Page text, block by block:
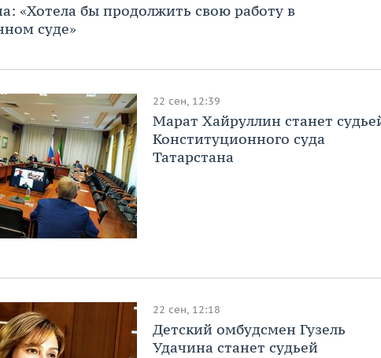
«Хотела бы продолжить свою работу в
суде»
22 сен, 12:39
Марат Хайруллин станет
Конституционного суда
Татарстана
22 сен, 12:18
Детский омбудсмен Гузель
Удачина станет судьей